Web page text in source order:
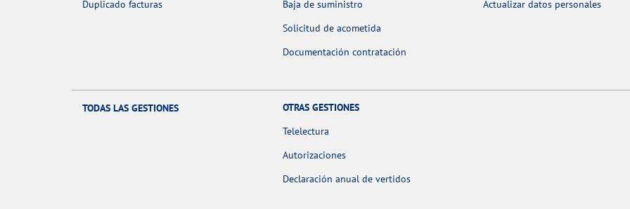
Duplicado facturas
Baja de suministro
Solicitud de acometida
Documentación contratación
Actualizar datos personales
TODAS LAS GESTIONES
OTRAS GESTIONES
Telelectura
Autorizaciones
Declaración anual de vertidos